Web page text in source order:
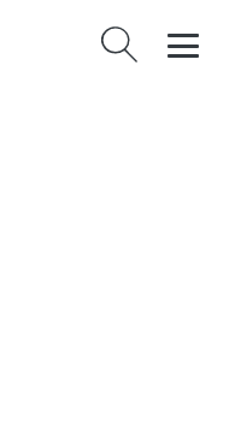
Vyhledávání